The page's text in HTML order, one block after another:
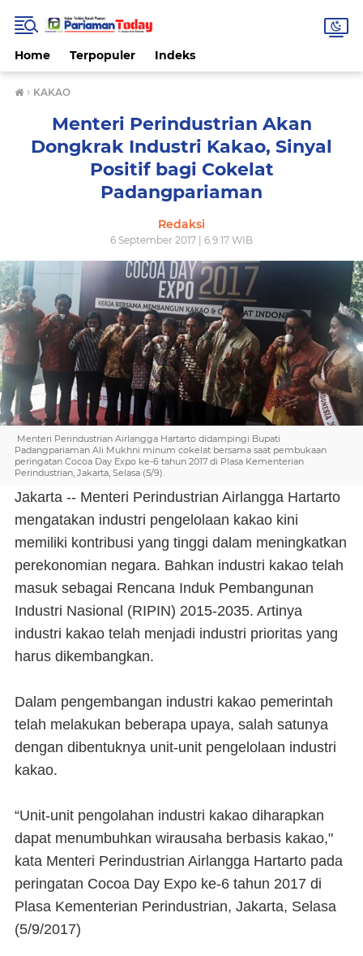
Home Terpopuler Indeks
› KAKAO
Menteri Perindustrian Akan
Dongkrak Industri Kakao, Sinyal
Positif bagi Cokelat
Padangpariaman
Redaksi
6 September 2017 | 6.9.17 WIB
Menteri Perindustrian Airlangga Hartarto didampingi Bupati
Padangpariaman Ali Mukhni minum cokelat bersama saat pembukaan
peringatan Cocoa Day Expo ke-6 tahun 2017 di Plasa Kementerian
Perindustrian, Jakarta, Selasa (5/9).
Jakarta -- Menteri Perindustrian Airlangga Hartarto
mengatakan industri pengelolaan kakao kini
memiliki kontribusi yang tinggi dalam meningkatkan
perekonomian negara. Bahkan industri kakao telah
masuk sebagai Rencana Induk Pembangunan
Industri Nasional (RIPIN) 2015-2035. Artinya
industri kakao telah menjadi industri prioritas yang
harus dikembangkan.
Dalam pengembangan industri kakao pemerintah
telah melakukan beberapa upaya, salah satunya
dengan dibentuknya unit-unit pengelolaan industri
kakao.
“Unit-unit pengolahan industri kakao diharapkan
dapat menumbuhkan wirausaha berbasis kakao,"
kata Menteri Perindustrian Airlangga Hartarto pada
peringatan Cocoa Day Expo ke-6 tahun 2017 di
Plasa Kementerian Perindustrian, Jakarta, Selasa
(5/9/2017)